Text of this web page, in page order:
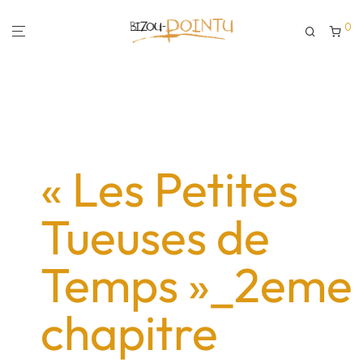
0
« Les Petites
Tueuses de
Temps »_2eme
chapitre